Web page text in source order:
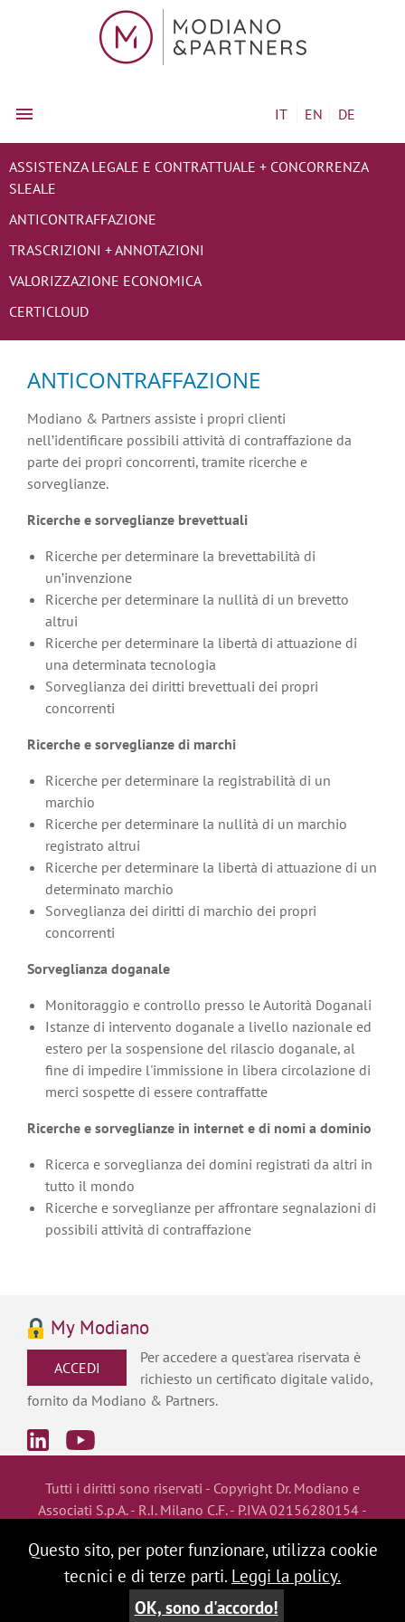
IT EN DE
ASSISTENZA LEGALE E CONTRATTUALE + CONCORRENZA
SLEALE
ANTICONTRAFFAZIONE
TRASCRIZIONI + ANNOTAZIONI
VALORIZZAZIONE ECONOMICA
CERTICLOUD
ANTICONTRAFFAZIONE
Modiano & Partners assiste i propri clienti
nell’identificare possibili attività di contraffazione da
parte dei propri concorrenti, tramite ricerche e
sorveglianze.
Ricerche e sorveglianze brevettuali
Ricerche per determinare la brevettabilità di
un’invenzione
Ricerche per determinare la nullità di un brevetto
altrui
Ricerche per determinare la libertà di attuazione di
una determinata tecnologia
Sorveglianza dei diritti brevettuali dei propri
concorrenti
Ricerche e sorveglianze di marchi
Ricerche per determinare la registrabilità di un
marchio
Ricerche per determinare la nullità di un marchio
registrato altrui
Ricerche per determinare la libertà di attuazione di un
determinato marchio
Sorveglianza dei diritti di marchio dei propri
concorrenti
Sorveglianza doganale
Monitoraggio e controllo presso le Autorità Doganali
Istanze di intervento doganale a livello nazionale ed
estero per la sospensione del rilascio doganale, al
fine di impedire l'immissione in libera circolazione di
merci sospette di essere contraffatte
Ricerche e sorveglianze in internet e di nomi a dominio
Ricerca e sorveglianza dei domini registrati da altri in
tutto il mondo
Ricerche e sorveglianze per affrontare segnalazioni di
possibili attività di contraffazione
My Modiano
ACCEDI
Per accedere a quest'area riservata è
richiesto un certificato digitale valido,
fornito da Modiano & Partners.
Tutti i diritti sono riservati - Copyright Dr. Modiano e
Associati S.p.A. - R.I. Milano C.F. - P.IVA 02156280154 -
approvato.
DISCLAIMER|WEBMAIL
PRIVACY POLICY|COOKIES POLICY
Questo sito, per poter funzionare, utilizza cookie
tecnici e di terze parti. Leggi la policy.
OK, sono d'accordo!